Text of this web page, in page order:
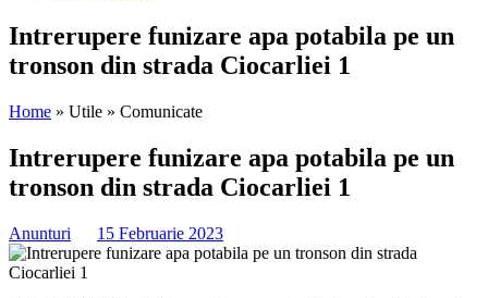
Intrerupere funizare apa potabila pe un
tronson din strada Ciocarliei 1
Home » Utile » Comunicate
Intrerupere funizare apa potabila pe un
tronson din strada Ciocarliei 1
Anunturi 15 Februarie 2023